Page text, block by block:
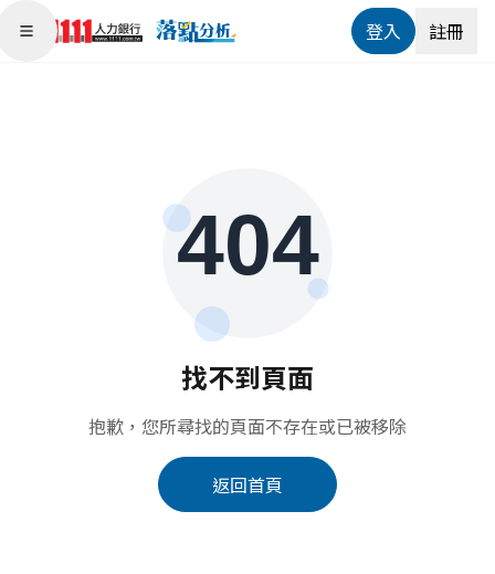
Open main menu 登入 註冊
找不到頁面
抱歉，您所尋找的頁面不存在或已被移除
返回首頁